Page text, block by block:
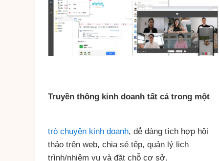
Truyền thông kinh doanh tất cả trong một
trò chuyện kinh doanh, dễ dàng tích hợp hội
thảo trên web, chia sẻ tệp, quản lý lịch
trình/nhiệm vụ và đặt chỗ cơ sở.